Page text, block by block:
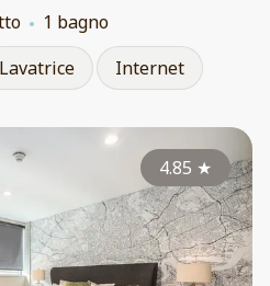
1 bagno
Lavatrice Internet
4.85 ★